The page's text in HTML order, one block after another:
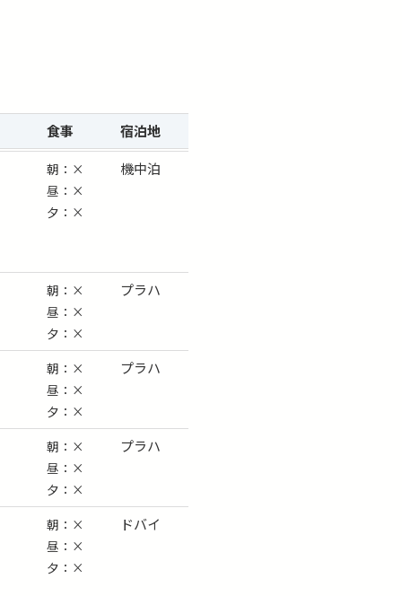
食事 宿泊地
朝：×
昼：×
夕：×
機中泊
朝：×
昼：×
夕：×
プラハ
朝：×
昼：×
夕：×
プラハ
朝：×
昼：×
夕：×
プラハ
朝：×
昼：×
夕：×
ドバイ